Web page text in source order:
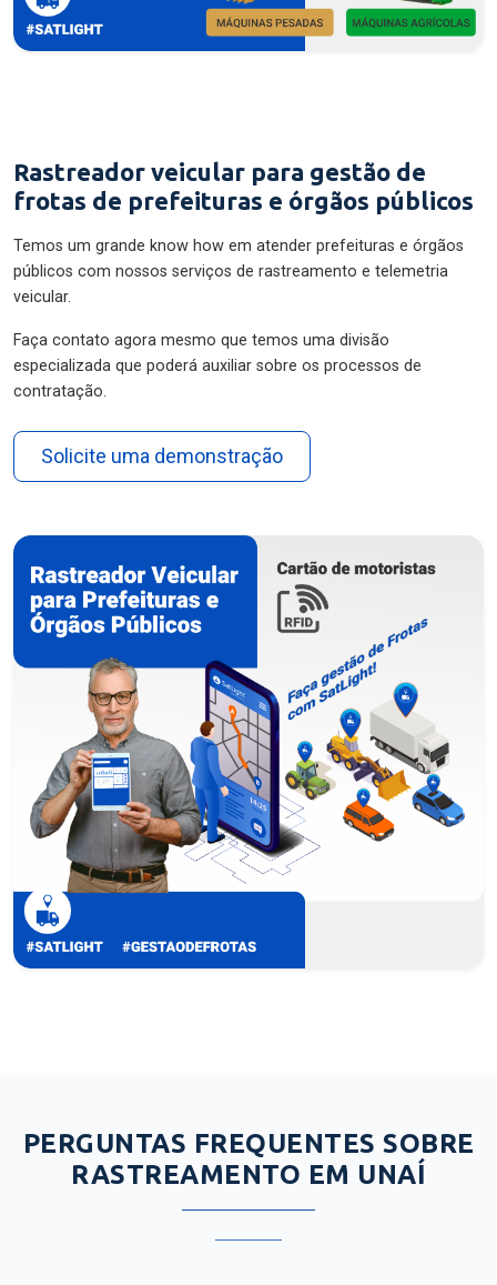
Rastreador veicular para gestão de
frotas de prefeituras e órgãos públicos
Temos um grande know how em atender prefeituras e órgãos
públicos com nossos serviços de rastreamento e telemetria
veicular.
Faça contato agora mesmo que temos uma divisão
especializada que poderá auxiliar sobre os processos de
contratação.
Solicite uma demonstração
PERGUNTAS FREQUENTES SOBRE
RASTREAMENTO EM UNAÍ